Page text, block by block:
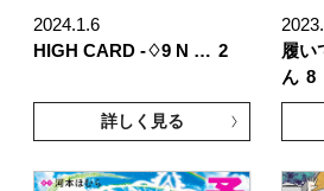
2024.1.6
HIGH CARD -♢9 N … 2
詳しく見る
履い
ん 8